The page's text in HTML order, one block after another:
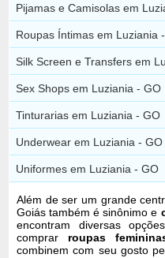
Pijamas e Camisolas em
Roupas Íntimas em Luziania
Silk Screen e Transfers em
Sex Shops em Luziania - GO
Tinturarias em Luziania - GO
Underwear em Luziania - GO
Uniformes em Luziania - GO
Além de ser um grande
Goiás também é sinônimo e
encontram diversas
comprar roupas
combinem com seu gosto